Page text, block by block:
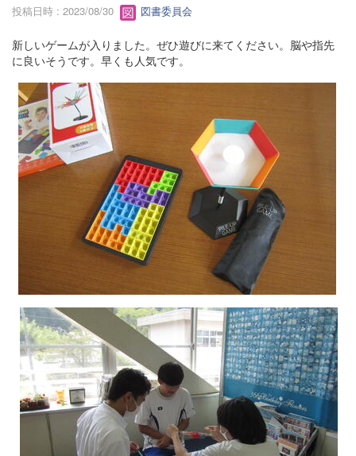
投稿日時 : 2023/08/30 図書委員会
新しいゲームが入りました。ぜひ遊びに来てください。脳や指先
に良いそうです。早くも人気です。